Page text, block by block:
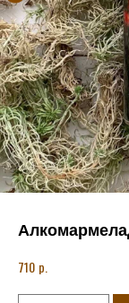
710 р.